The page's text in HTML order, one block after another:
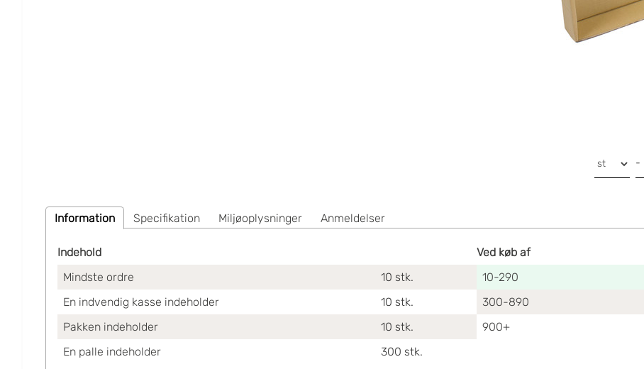
-
Information Specifikation Miljøoplysninger Anmeldelser
Indehold
Mindste ordre
10 stk.
En indvendig kasse indeholder
10 stk.
Pakken indeholder
10 stk.
En palle indeholder
300 stk.
Ved køb af
10-290
300-890
900+